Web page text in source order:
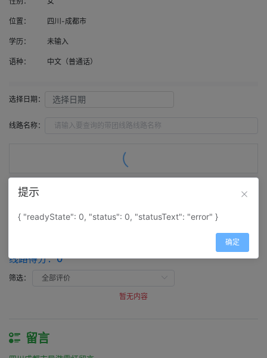
位置： 四川-成都市
学历： 未输入
语种： 中文（普通话）
选择日期：
线路名称：
评价（0
评价
线路得分：0
筛选：
暂无内容
留言
提示
{ "readyState": 0, "status": 0, "statusText": "error" }
确定